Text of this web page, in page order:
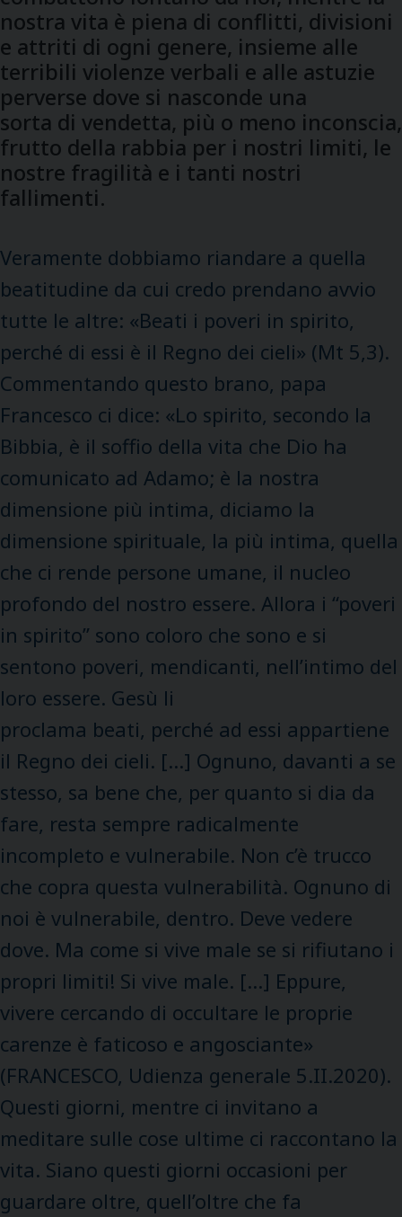
nostra vita è piena di conflitti, divisioni
e attriti di ogni genere, insieme alle
terribili violenze verbali e alle astuzie
perverse dove si nasconde una
sorta di vendetta, più o meno inconscia,
frutto della rabbia per i nostri limiti, le
nostre fragilità e i tanti nostri
fallimenti.
Veramente dobbiamo riandare a quella
beatitudine da cui credo prendano avvio
tutte le altre: «Beati i poveri in spirito,
perché di essi è il Regno dei cieli» (Mt 5,3).
Commentando questo brano, papa
Francesco ci dice: «Lo spirito, secondo la
Bibbia, è il soffio della vita che Dio ha
comunicato ad Adamo; è la nostra
dimensione più intima, diciamo la
dimensione spirituale, la più intima, quella
che ci rende persone umane, il nucleo
profondo del nostro essere. Allora i “poveri
in spirito” sono coloro che sono e si
sentono poveri, mendicanti, nell’intimo del
loro essere. Gesù li
proclama beati, perché ad essi appartiene
il Regno dei cieli. […] Ognuno, davanti a se
stesso, sa bene che, per quanto si dia da
fare, resta sempre radicalmente
incompleto e vulnerabile. Non c’è trucco
che copra questa vulnerabilità. Ognuno di
noi è vulnerabile, dentro. Deve vedere
dove. Ma come si vive male se si rifiutano i
propri limiti! Si vive male. […] Eppure,
vivere cercando di occultare le proprie
carenze è faticoso e angosciante»
(FRANCESCO, Udienza generale 5.II.2020).
Questi giorni, mentre ci invitano a
meditare sulle cose ultime ci raccontano la
vita. Siano questi giorni occasioni per
guardare oltre, quell’oltre che fa